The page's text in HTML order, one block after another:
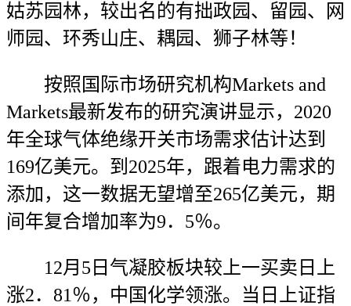
姑苏园林，较出名的有拙政园、留园、网
师园、环秀山庄、耦园、狮子林等！
按照国际市场研究机构Markets and
Markets最新发布的研究演讲显示，2020
年全球气体绝缘开关市场需求估计达到
169亿美元。到2025年，跟着电力需求的
添加，这一数据无望增至265亿美元，期
间年复合增加率为9．5％。
12月5日气凝胶板块较上一买卖日上
涨2．81％，中国化学领涨。当日上证指